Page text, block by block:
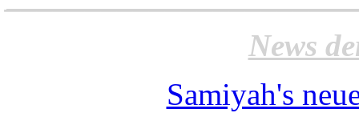
News
Samiyah's